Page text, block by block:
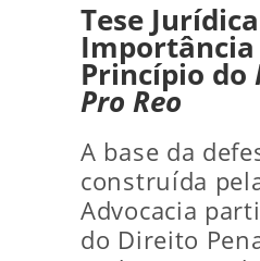
Tese
Importância
Princípio do
Pro Reo
A base da
construída
Advocacia
do Direito